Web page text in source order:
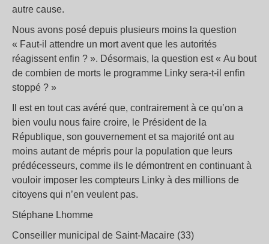
autre cause.
Nous avons posé depuis plusieurs moins la question
« Faut-il attendre un mort avent que les autorités
réagissent enfin ? ». Désormais, la question est « Au bout
de combien de morts le programme Linky sera-t-il enfin
stoppé ? »
Il est en tout cas avéré que, contrairement à ce qu’on a
bien voulu nous faire croire, le Président de la
République, son gouvernement et sa majorité ont au
moins autant de mépris pour la population que leurs
prédécesseurs, comme ils le démontrent en continuant à
vouloir imposer les compteurs Linky à des millions de
citoyens qui n’en veulent pas.
Stéphane Lhomme
Conseiller municipal de Saint-Macaire (33)